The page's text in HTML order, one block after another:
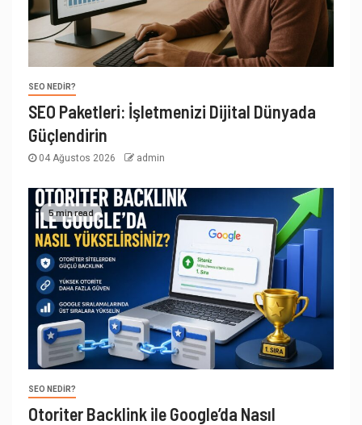
SEO NEDIR?
SEO Paketleri: İşletmenizi Dijital Dünyada
Güçlendirin
04 Ağustos 2026 admin
5 min read
SEO NEDIR?
Otoriter Backlink ile Google’da Nasıl